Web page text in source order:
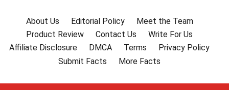
About Us Editorial Policy
Meet the Team
Product Review
Contact Us
Write For Us
Affiliate Disclosure
DMCA Terms
Privacy Policy
Submit Facts
More Facts